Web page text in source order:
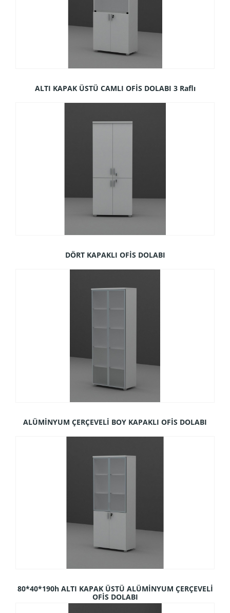
ALTI KAPAK ÜSTÜ CAMLI OFİS DOLABI 3 Raflı
DÖRT KAPAKLI OFİS DOLABI
ALÜMİNYUM ÇERÇEVELİ BOY KAPAKLI OFİS DOLABI
80*40*190h ALTI KAPAK ÜSTÜ ALÜMİNYUM ÇERÇEVELİ
OFİS DOLABI